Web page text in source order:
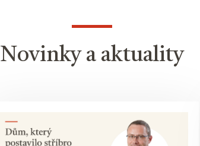
Novinky a aktuality